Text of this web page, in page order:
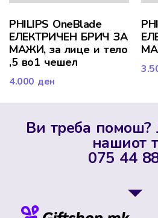
PHILIPS OneBlade
ЕЛЕКТРИЧЕН БРИЧ ЗА
МАЖИ, за лице и тело
,5 во1 чешел
4.000 ден
Ви треба помош?
нашиот
075 44